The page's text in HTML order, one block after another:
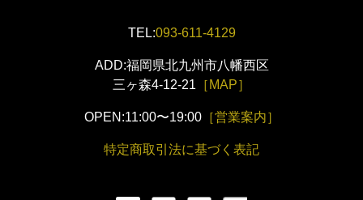
TEL:093-611-4129
ADD:福岡県北九州市八幡西区
三ヶ森4-12-21 ［MAP］
OPEN:11:00〜19:00［営業案内］
特定商取引法に基づく表記